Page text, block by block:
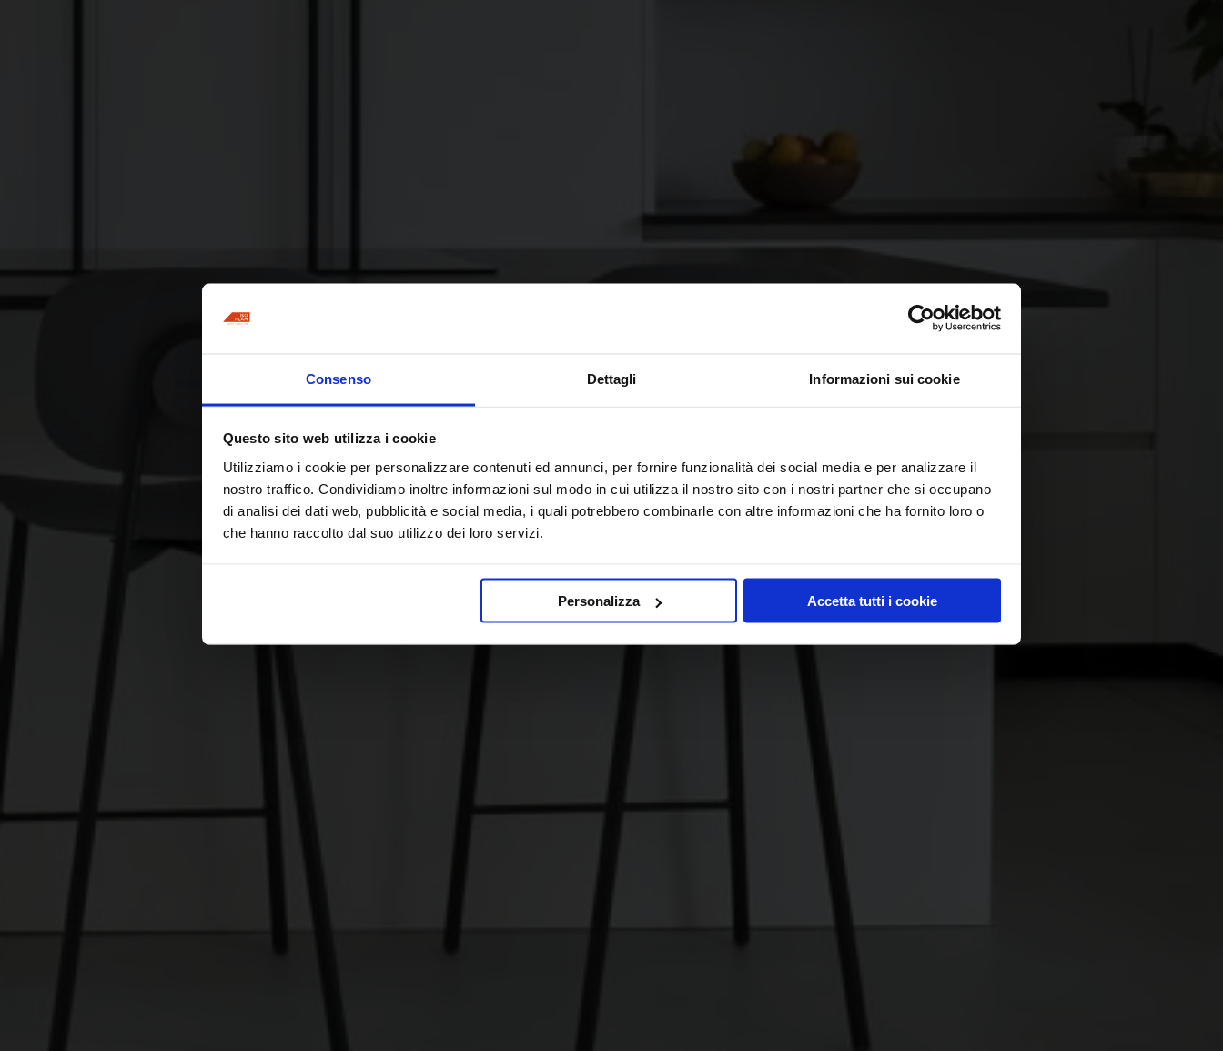
Consenso Dettagli Informazioni sui cookie
Questo sito web utilizza i cookie
Utilizziamo i cookie per personalizzare contenuti ed annunci, per fornire funzionalità dei social media e per analizzare il
nostro traffico. Condividiamo inoltre informazioni sul modo in cui utilizza il nostro sito con i nostri partner che si occupano
di analisi dei dati web, pubblicità e social media, i quali potrebbero combinarle con altre informazioni che ha fornito loro o
che hanno raccolto dal suo utilizzo dei loro servizi.
Personalizza Accetta tutti i cookie